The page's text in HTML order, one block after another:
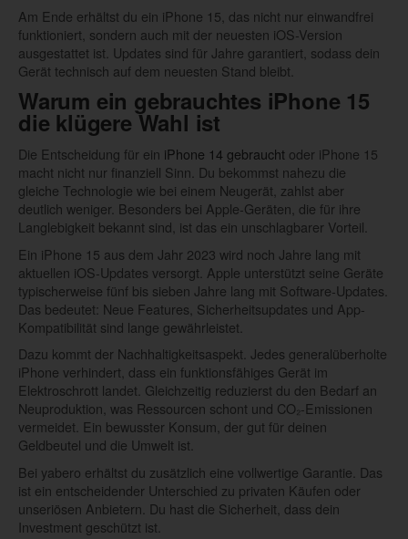
Am Ende erhältst du ein iPhone 15, das nicht nur einwandfrei
funktioniert, sondern auch mit der neuesten iOS-Version
ausgestattet ist. Updates sind für Jahre garantiert, sodass dein
Gerät technisch auf dem neuesten Stand bleibt.
Warum ein gebrauchtes iPhone 15
die klügere Wahl ist
Die Entscheidung für ein iPhone 14 gebraucht oder iPhone 15
macht nicht nur finanziell Sinn. Du bekommst nahezu die
gleiche Technologie wie bei einem Neugerät, zahlst aber
deutlich weniger. Besonders bei Apple-Geräten, die für ihre
Langlebigkeit bekannt sind, ist das ein unschlagbarer Vorteil.
Ein iPhone 15 aus dem Jahr 2023 wird noch Jahre lang mit
aktuellen iOS-Updates versorgt. Apple unterstützt seine Geräte
typischerweise fünf bis sieben Jahre lang mit Software-Updates.
Das bedeutet: Neue Features, Sicherheitsupdates und App-
Kompatibilität sind lange gewährleistet.
Dazu kommt der Nachhaltigkeitsaspekt. Jedes generalüberholte
iPhone verhindert, dass ein funktionsfähiges Gerät im
Elektroschrott landet. Gleichzeitig reduzierst du den Bedarf an
Neuproduktion, was Ressourcen schont und CO₂-Emissionen
vermeidet. Ein bewusster Konsum, der gut für deinen
Geldbeutel und die Umwelt ist.
Bei yabero erhältst du zusätzlich eine vollwertige Garantie. Das
ist ein entscheidender Unterschied zu privaten Käufen oder
unseriösen Anbietern. Du hast die Sicherheit, dass dein
Investment geschützt ist.